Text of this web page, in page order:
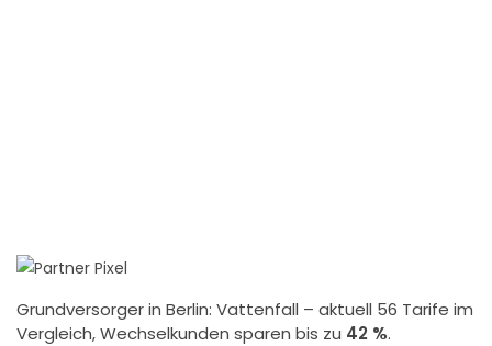
Grundversorger in Berlin: Vattenfall – aktuell 56 Tarife im
Vergleich, Wechselkunden sparen bis zu 42 %.